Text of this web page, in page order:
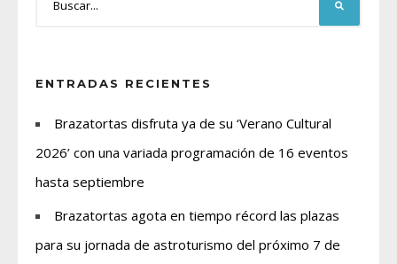
ENTRADAS RECIENTES
Brazatortas disfruta ya de su ‘Verano Cultural
2026’ con una variada programación de 16 eventos
hasta septiembre
Brazatortas agota en tiempo récord las plazas
para su jornada de astroturismo del próximo 7 de